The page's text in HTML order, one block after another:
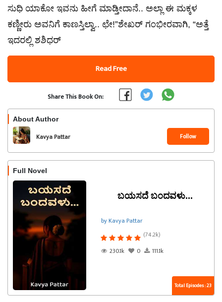
ಸುಧಿ ಯಾಕೋ ಇವನು ಹೀಗೆ ಮಾಡ್ತೀದಾನೆ.. ಅಲ್ಲಾ ಈ ಮಕ್ಕಳ
ಕಣ್ಣೀರು ಅವನಿಗೆ ಕಾಣಸ್ತಿಲ್ವಾ.. ಛೇ!”ಶೇಖರ್ ಗಂಭೀರವಾಗಿ, “ಅತ್ತೆ
ಇದರಲ್ಲಿ ಶಶಿಧರ್
Read Free
Share This Book On:
About Author
Kavya Pattar Follow
Full Novel
ಬಯಸದೆ ಬಂದವಳು...
by Kavya Pattar
(74.2k)
230.1k
0 111.1k
Total Episodes : 23